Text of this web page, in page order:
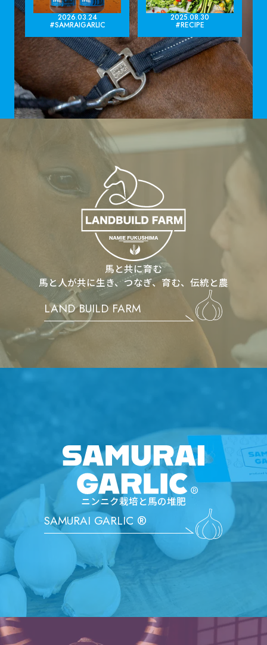
2026.03.24
#SAMRAIGARLIC
2025.08.30
#RECIPE
MORE
LAND BUILD
馬と共に育む
馬と人が共に生き、つなぎ、育む、伝統と農
LAND BUILD FARM
SAMURAI
ニンニク栽培と馬の堆肥
SAMURAI GARLIC ®